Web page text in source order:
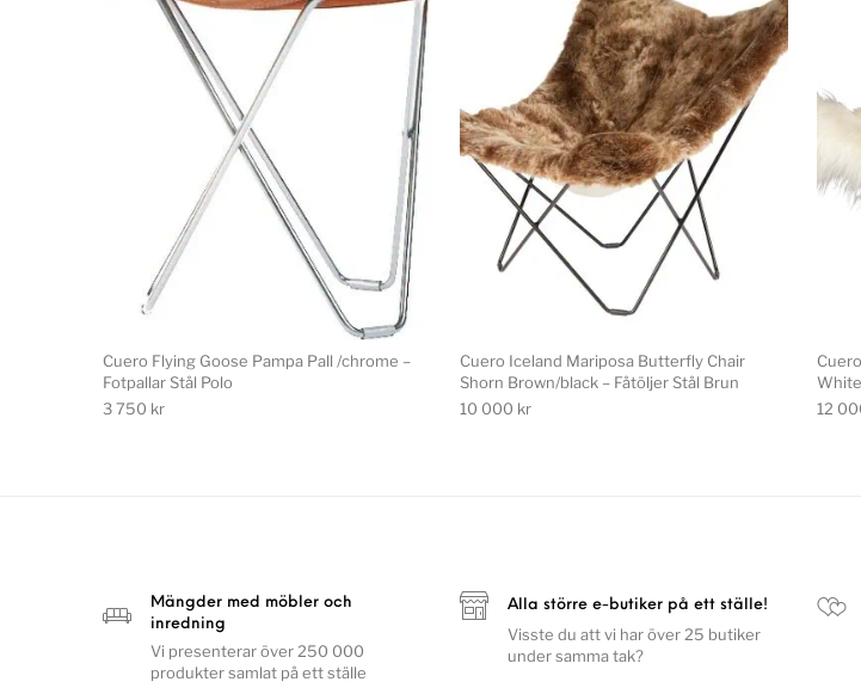
Cuero Flying Goose Pampa Pall /chrome –
Fotpallar Stål Polo
3 750 kr
Cuero Iceland Mariposa Butterfly Chair
Shorn Brown/black – Fåtöljer Stål Brun
10 000 kr
12
Mängder med möbler och
inredning
Vi presenterar över 250 000
produkter samlat på ett ställe
Alla större e-butiker på ett ställe!
Visste du att vi har över 25 butiker
under samma tak?